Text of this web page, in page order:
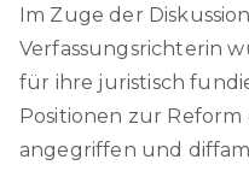
Im Zuge der
Verfassungsrichterin
für ihre juristisch
Positionen zur Reform
angegriffen und